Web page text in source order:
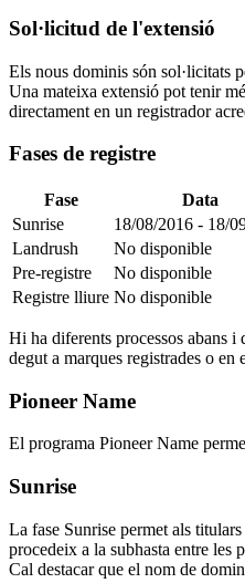
Sol·licitud de l'extensió
Els nous dominis són sol·licitats
Una mateixa extensió pot tenir
directament en un registrador
Fases de registre
Fase Data
Sunrise
18/08/2016 - 18/
Landrush
No disponible
Pre-registre
No disponible
Registre lliure No disponible
Hi ha diferents processos abans i
degut a marques registrades o
Pioneer Name
El programa Pioneer Name
Sunrise
La fase Sunrise permet als
procedeix a la subhasta entre les
Cal destacar que el nom de